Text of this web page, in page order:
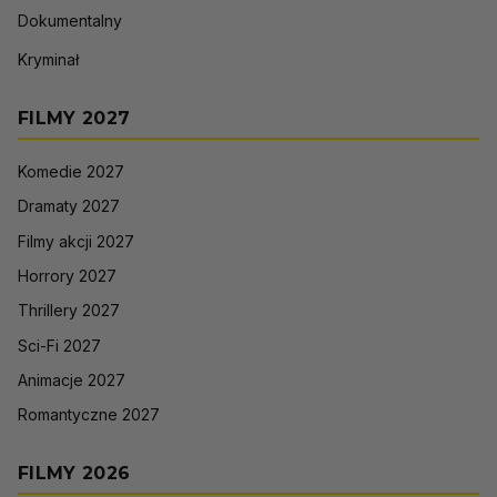
Dokumentalny
Kryminał
FILMY 2027
Komedie 2027
Dramaty 2027
Filmy akcji 2027
Horrory 2027
Thrillery 2027
Sci-Fi 2027
Animacje 2027
Romantyczne 2027
FILMY 2026